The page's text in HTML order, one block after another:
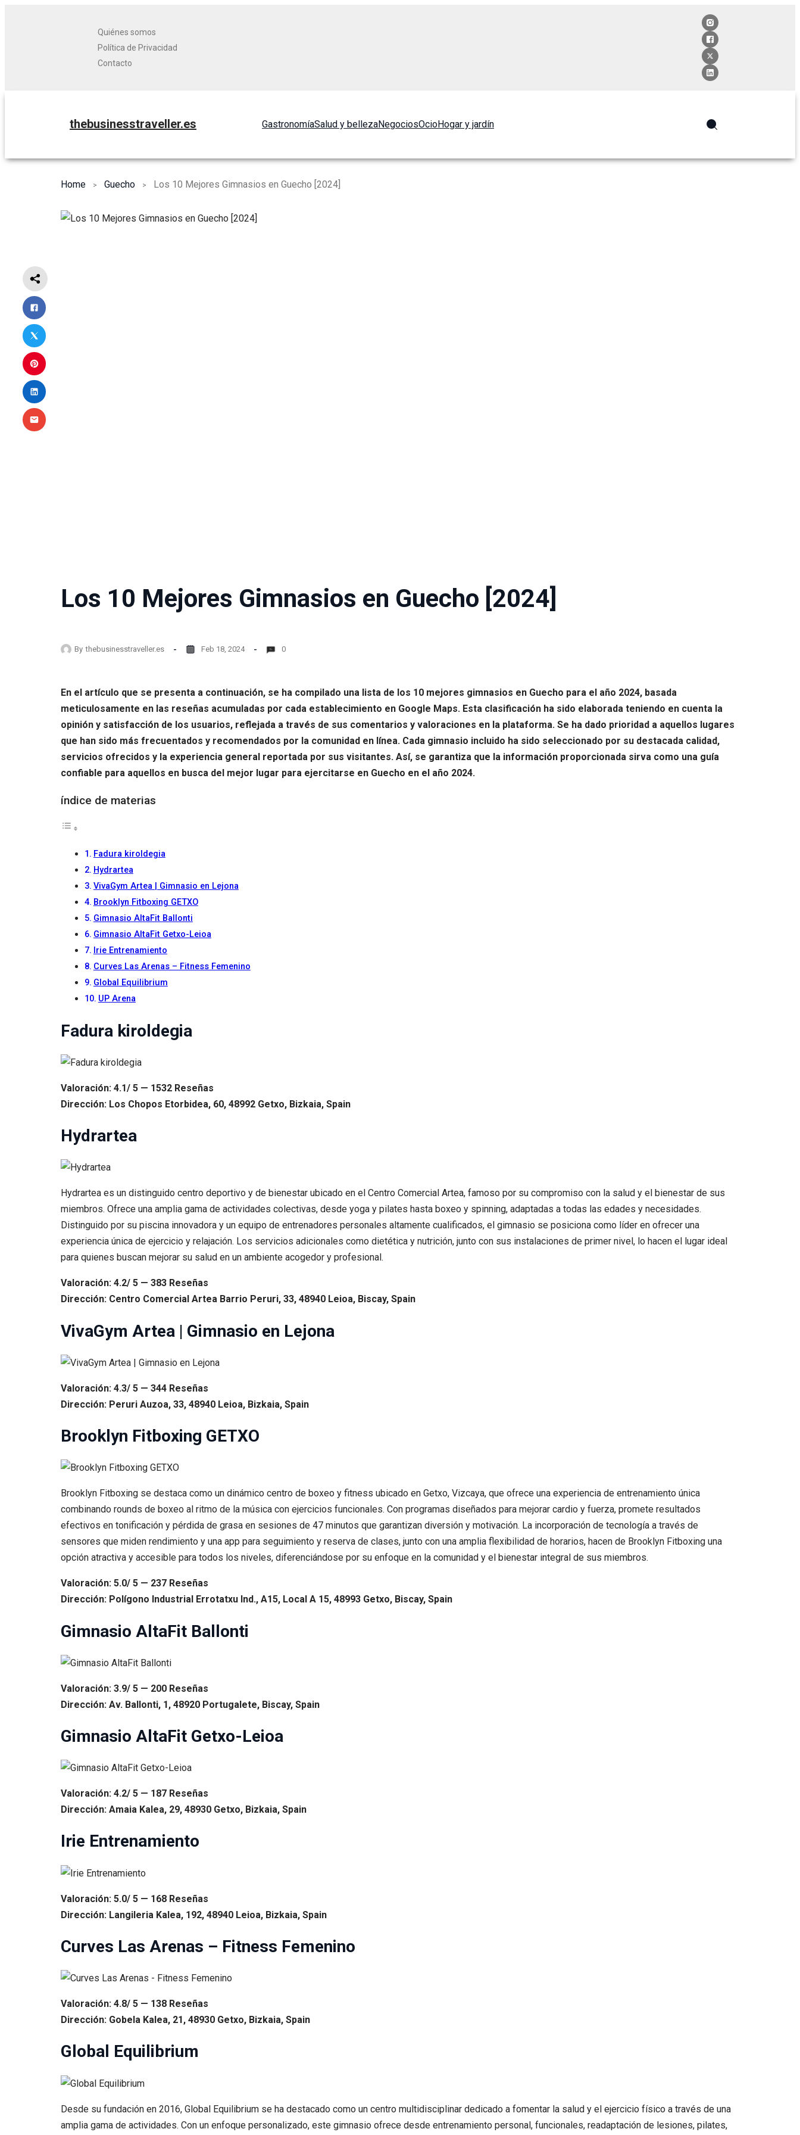
Quiénes somos
Política de Privacidad
Contacto
thebusinesstraveller.es GastronomíaSalud y bellezaNegociosOcioHogar y jardín
Home Guecho Los 10 Mejores Gimnasios en Guecho [2024]
Los 10 Mejores Gimnasios en Guecho [2024]
By thebusinesstraveller.es Feb 18, 2024 0
En el artículo que se presenta a continuación, se ha compilado una lista de los 10 mejores gimnasios en Guecho para el año 2024, basada
meticulosamente en las reseñas acumuladas por cada establecimiento en Google Maps. Esta clasificación ha sido elaborada teniendo en cuenta la
opinión y satisfacción de los usuarios, reflejada a través de sus comentarios y valoraciones en la plataforma. Se ha dado prioridad a aquellos lugares
que han sido más frecuentados y recomendados por la comunidad en línea. Cada gimnasio incluido ha sido seleccionado por su destacada calidad,
servicios ofrecidos y la experiencia general reportada por sus visitantes. Así, se garantiza que la información proporcionada sirva como una guía
confiable para aquellos en busca del mejor lugar para ejercitarse en Guecho en el año 2024.
índice de materias
Fadura kiroldegia
Hydrartea
VivaGym Artea | Gimnasio en Lejona
Brooklyn Fitboxing GETXO
Gimnasio AltaFit Ballonti
Gimnasio AltaFit Getxo-Leioa
Irie Entrenamiento
Curves Las Arenas – Fitness Femenino
Global Equilibrium
UP Arena
Fadura kiroldegia
Valoración: 4.1/ 5 — 1532 Reseñas
Dirección: Los Chopos Etorbidea, 60, 48992 Getxo, Bizkaia, Spain
Hydrartea
Hydrartea es un distinguido centro deportivo y de bienestar ubicado en el Centro Comercial Artea, famoso por su compromiso con la salud y el bienestar de sus
miembros. Ofrece una amplia gama de actividades colectivas, desde yoga y pilates hasta boxeo y spinning, adaptadas a todas las edades y necesidades.
Distinguido por su piscina innovadora y un equipo de entrenadores personales altamente cualificados, el gimnasio se posiciona como líder en ofrecer una
experiencia única de ejercicio y relajación. Los servicios adicionales como dietética y nutrición, junto con sus instalaciones de primer nivel, lo hacen el lugar ideal
para quienes buscan mejorar su salud en un ambiente acogedor y profesional.
Valoración: 4.2/ 5 — 383 Reseñas
Dirección: Centro Comercial Artea Barrio Peruri, 33, 48940 Leioa, Biscay, Spain
VivaGym Artea | Gimnasio en Lejona
Valoración: 4.3/ 5 — 344 Reseñas
Dirección: Peruri Auzoa, 33, 48940 Leioa, Bizkaia, Spain
Brooklyn Fitboxing GETXO
Brooklyn Fitboxing se destaca como un dinámico centro de boxeo y fitness ubicado en Getxo, Vizcaya, que ofrece una experiencia de entrenamiento única
combinando rounds de boxeo al ritmo de la música con ejercicios funcionales. Con programas diseñados para mejorar cardio y fuerza, promete resultados
efectivos en tonificación y pérdida de grasa en sesiones de 47 minutos que garantizan diversión y motivación. La incorporación de tecnología a través de
sensores que miden rendimiento y una app para seguimiento y reserva de clases, junto con una amplia flexibilidad de horarios, hacen de Brooklyn Fitboxing una
opción atractiva y accesible para todos los niveles, diferenciándose por su enfoque en la comunidad y el bienestar integral de sus miembros.
Valoración: 5.0/ 5 — 237 Reseñas
Dirección: Polígono Industrial Errotatxu Ind., A15, Local A 15, 48993 Getxo, Biscay, Spain
Gimnasio AltaFit Ballonti
Valoración: 3.9/ 5 — 200 Reseñas
Dirección: Av. Ballonti, 1, 48920 Portugalete, Biscay, Spain
Gimnasio AltaFit Getxo-Leioa
Valoración: 4.2/ 5 — 187 Reseñas
Dirección: Amaia Kalea, 29, 48930 Getxo, Bizkaia, Spain
Irie Entrenamiento
Valoración: 5.0/ 5 — 168 Reseñas
Dirección: Langileria Kalea, 192, 48940 Leioa, Bizkaia, Spain
Curves Las Arenas – Fitness Femenino
Valoración: 4.8/ 5 — 138 Reseñas
Dirección: Gobela Kalea, 21, 48930 Getxo, Bizkaia, Spain
Global Equilibrium
Desde su fundación en 2016, Global Equilibrium se ha destacado como un centro multidisciplinar dedicado a fomentar la salud y el ejercicio físico a través de una
amplia gama de actividades. Con un enfoque personalizado, este gimnasio ofrece desde entrenamiento personal, funcionales, readaptación de lesiones, pilates,